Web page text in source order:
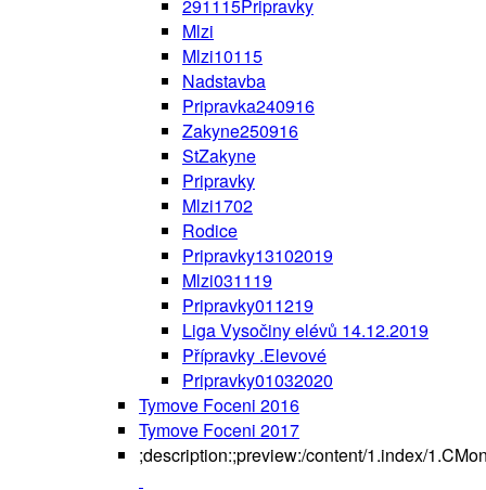
291115Pripravky
Mlzi
Mlzi10115
Nadstavba
Pripravka240916
Zakyne250916
StZakyne
Pripravky
Mlzi1702
Rodice
Pripravky13102019
Mlzi031119
Pripravky011219
Liga Vysočiny elévů 14.12.2019
Přípravky .Elevové
Pripravky01032020
Tymove Foceni 2016
Tymove Foceni 2017
;description:;preview:/content/1.index/